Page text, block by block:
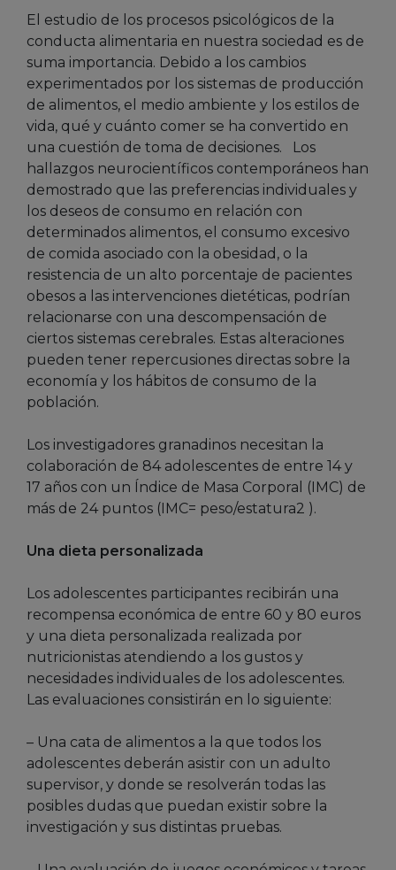
El estudio de los procesos psicológicos de la
conducta alimentaria en nuestra sociedad es de
suma importancia. Debido a los cambios
experimentados por los sistemas de producción
de alimentos, el medio ambiente y los estilos de
vida, qué y cuánto comer se ha convertido en
una cuestión de toma de decisiones. Los
hallazgos neurocientíficos contemporáneos han
demostrado que las preferencias individuales y
los deseos de consumo en relación con
determinados alimentos, el consumo excesivo
de comida asociado con la obesidad, o la
resistencia de un alto porcentaje de pacientes
obesos a las intervenciones dietéticas, podrían
relacionarse con una descompensación de
ciertos sistemas cerebrales. Estas alteraciones
pueden tener repercusiones directas sobre la
economía y los hábitos de consumo de la
población.
Los investigadores granadinos necesitan la
colaboración de 84 adolescentes de entre 14 y
17 años con un Índice de Masa Corporal (IMC) de
más de 24 puntos (IMC= peso/estatura2 ).
Una dieta personalizada
Los adolescentes participantes recibirán una
recompensa económica de entre 60 y 80 euros
y una dieta personalizada realizada por
nutricionistas atendiendo a los gustos y
necesidades individuales de los adolescentes.
Las evaluaciones consistirán en lo siguiente:
– Una cata de alimentos a la que todos los
adolescentes deberán asistir con un adulto
supervisor, y donde se resolverán todas las
posibles dudas que puedan existir sobre la
investigación y sus distintas pruebas.